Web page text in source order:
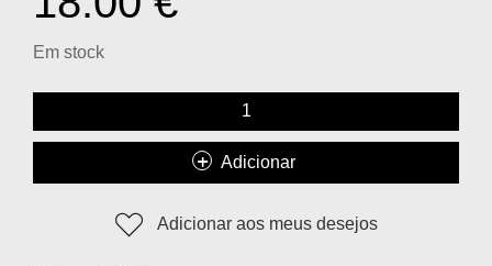
Em stock
Adicionar
Adicionar aos meus desejos